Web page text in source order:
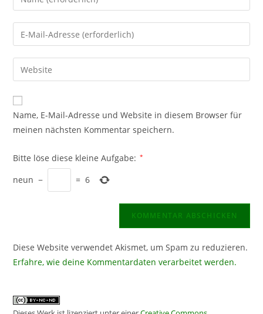
deinen
Namen
oder
zum
Kommentieren
ein
Gib
deine
E-
Mail-
zum
Kommentieren
ein
Gib
deine
Website-
URL
Name, E-Mail-Adresse und Website in diesem Browser für
meinen nächsten Kommentar speichern.
Bitte löse diese kleine Aufgabe: *
neun − = 6
Diese Website verwendet Akismet, um Spam zu reduzieren.
Erfahre, wie deine Kommentardaten verarbeitet werden.